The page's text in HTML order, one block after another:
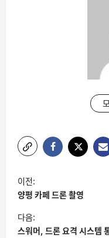
글
탐
색
이전:
양평 카페 드론 촬영
다음:
스워머, 드론 요격 시스템